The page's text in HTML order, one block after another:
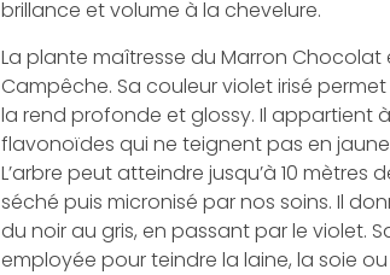
brillance et volume à la chevelure.
La plante maîtresse du Marron Chocolat
Campêche. Sa couleur violet irisé
la rend profonde et glossy. Il appartient
flavonoïdes qui ne teignent pas en
L’arbre peut atteindre jusqu’à 10 mètres
séché puis micronisé par nos soins. Il
du noir au gris, en passant par le violet.
employée pour teindre la laine, la soie